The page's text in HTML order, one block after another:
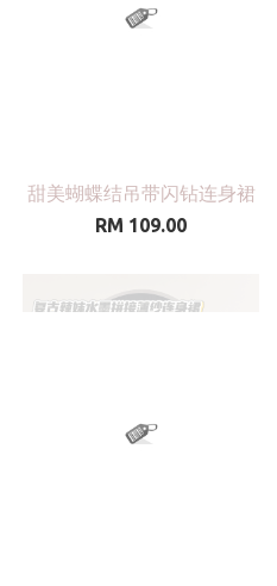
甜美蝴蝶结吊带闪钻连身裙
RM 109.00